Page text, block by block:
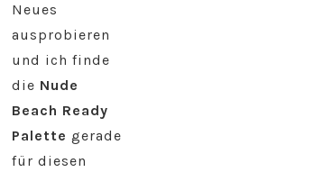
Neues
ausprobieren
und ich finde
die Nude
Beach Ready
Palette gerade
für diesen